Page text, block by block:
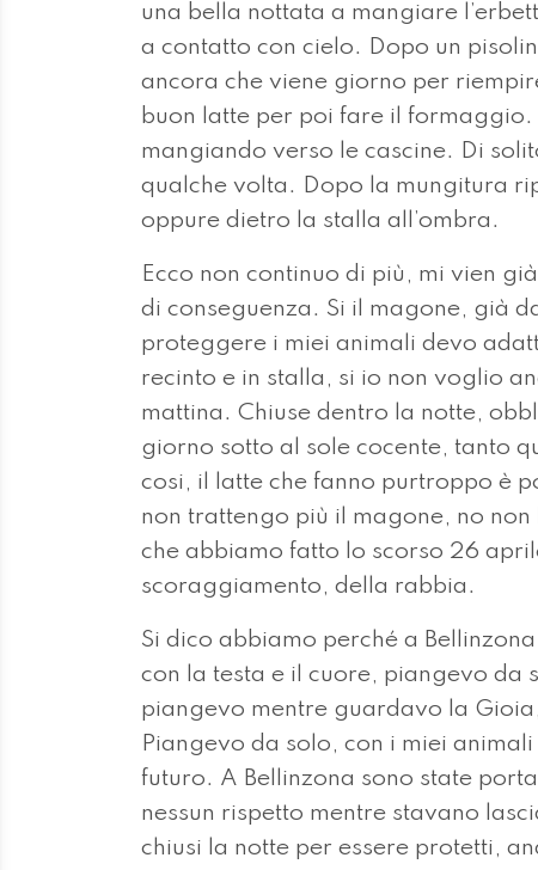
una bella nottata a mangiare
a contatto con cielo. Dopo un
ancora che viene giorno per
buon latte per poi fare il
mangiando verso le cascine. Di
qualche volta. Dopo la mungitura
oppure dietro la stalla all’ombra.
Ecco non continuo di più, mi vien
di conseguenza. Si il magone, già
proteggere i miei animali devo
recinto e in stalla, si io non voglio
mattina. Chiuse dentro la notte,
giorno sotto al sole cocente, tanto
cosi, il latte che fanno purtroppo è
non trattengo più il magone, no
che abbiamo fatto lo scorso 26
scoraggiamento, della rabbia.
Si dico abbiamo perché a
con la testa e il cuore, piangevo da
piangevo mentre guardavo la
Piangevo da solo, con i miei
futuro. A Bellinzona sono state
nessun rispetto mentre stavano
chiusi la notte per essere protetti,